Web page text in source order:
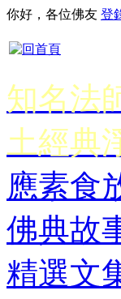
你好，各位佛友 登
知名法
土經典
應素食
佛典故
精選文